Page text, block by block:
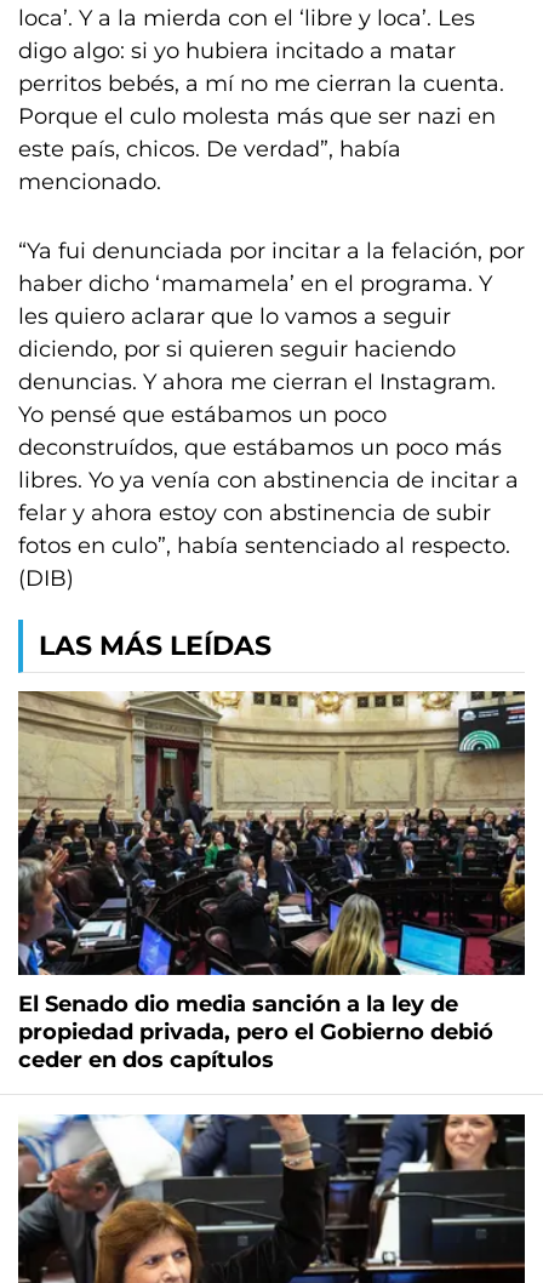
loca’. Y a la mierda con el ‘libre y loca’. Les
digo algo: si yo hubiera incitado a matar
perritos bebés, a mí no me cierran la cuenta.
Porque el culo molesta más que ser nazi en
este país, chicos. De verdad”, había
mencionado.
“Ya fui denunciada por incitar a la felación, por
haber dicho ‘mamamela’ en el programa. Y
les quiero aclarar que lo vamos a seguir
diciendo, por si quieren seguir haciendo
denuncias. Y ahora me cierran el Instagram.
Yo pensé que estábamos un poco
deconstruídos, que estábamos un poco más
libres. Yo ya venía con abstinencia de incitar a
felar y ahora estoy con abstinencia de subir
fotos en culo”, había sentenciado al respecto.
(DIB)
LAS MÁS LEÍDAS
El Senado dio media sanción a la ley de
propiedad privada, pero el Gobierno debió
ceder en dos capítulos